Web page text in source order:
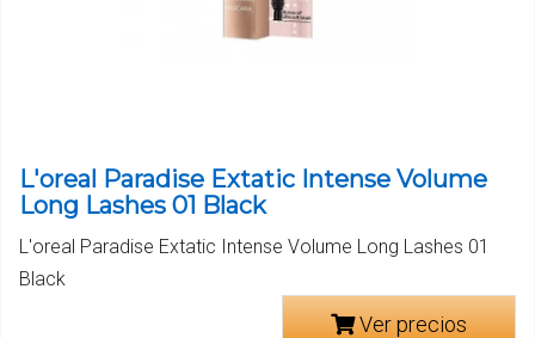
L'oreal Paradise Extatic Intense Volume
Long Lashes 01 Black
L'oreal Paradise Extatic Intense Volume Long Lashes 01
Black
Ver precios